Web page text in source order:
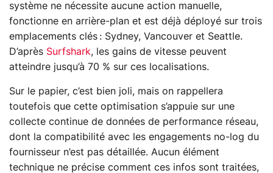
système ne nécessite aucune action manuelle,
fonctionne en arrière-plan et est déjà déployé sur trois
emplacements clés : Sydney, Vancouver et Seattle.
D’après Surfshark, les gains de vitesse peuvent
atteindre jusqu’à 70 % sur ces localisations.
Sur le papier, c’est bien joli, mais on rappellera
toutefois que cette optimisation s’appuie sur une
collecte continue de données de performance réseau,
dont la compatibilité avec les engagements no-log du
fournisseur n’est pas détaillée. Aucun élément
technique ne précise comment ces infos sont traitées,